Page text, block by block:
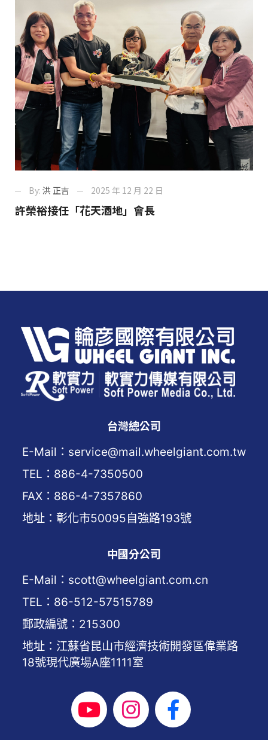
By: 洪 正吉 2025 年 12 月 22 日
許榮裕接任「花天酒地」會長
台灣總公司
E-Mail：service@mail.wheelgiant.com.tw
TEL：886-4-7350500
FAX：886-4-7357860
地址：彰化市50095自強路193號
中國分公司
E-Mail：scott@wheelgiant.com.cn
TEL：86-512-57515789
郵政編號：215300
地址：江蘇省昆山市經濟技術開發區偉業路
18號現代廣場A座1111室